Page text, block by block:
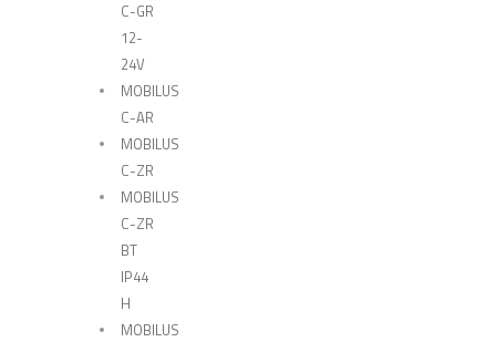
C-GR
12-
24V
MOBILUS
C-AR
MOBILUS
C-ZR
MOBILUS
C-ZR
BT
IP44
H
MOBILUS